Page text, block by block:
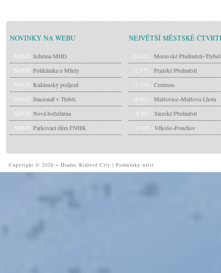
NOVINKY NA WEBU
NOVÉ: Schéma MHD
NOVÉ: Poliklinika u Milety
NOVÉ: Kuklenský podjezd
NOVÉ: Stacionář v Třebši
NOVÉ: Nová hvězdárna
NOVÉ: Parkovací dům FNHK
NEJVĚTŠÍ MĚSTSKÉ
23 413 - Moravské Předměstí~Třebeš
12 975 - Pražské Předměstí
11 779 - Centrum
10 021 - Malšovice~Malšova Lhota
8 982 - Slezské Předměstí
4 105 - Věkoše~Pouchov
Copyright © 2026 ~ Hradec Králové City | Podmínky užití